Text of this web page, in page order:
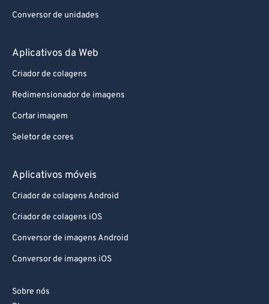
Conversor de unidades
Aplicativos da Web
Criador de colagens
Redimensionador de imagens
Cortar imagem
Seletor de cores
Aplicativos móveis
Criador de colagens Android
Criador de colagens iOS
Conversor de imagens Android
Conversor de imagens iOS
Sobre nós